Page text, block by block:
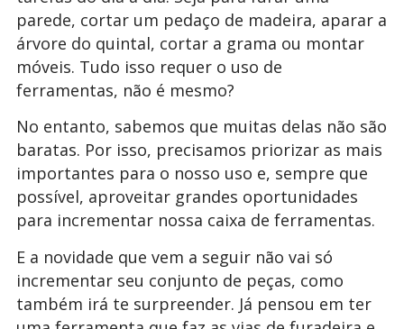
parede, cortar um pedaço de madeira, aparar a
árvore do quintal, cortar a grama ou montar
móveis. Tudo isso requer o uso de
ferramentas, não é mesmo?
No entanto, sabemos que muitas delas não são
baratas. Por isso, precisamos priorizar as mais
importantes para o nosso uso e, sempre que
possível, aproveitar grandes oportunidades
para incrementar nossa caixa de ferramentas.
E a novidade que vem a seguir não vai só
incrementar seu conjunto de peças, como
também irá te surpreender. Já pensou em ter